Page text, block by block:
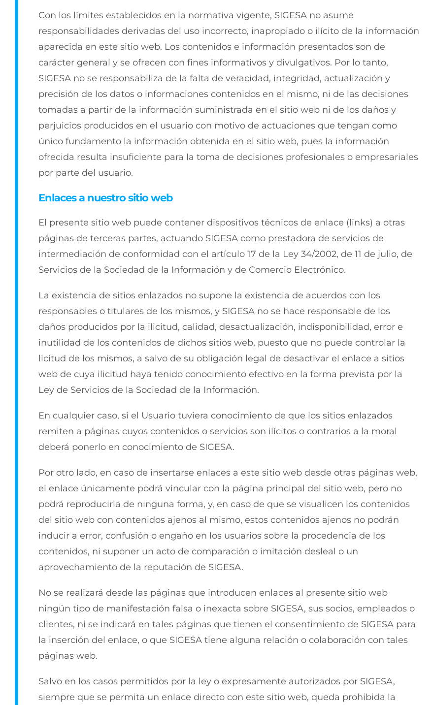
Con los límites establecidos en la normativa vigente, SIGESA no asume
responsabilidades derivadas del uso incorrecto, inapropiado o ilícito de la información
aparecida en este sitio web. Los contenidos e información presentados son de
carácter general y se ofrecen con fines informativos y divulgativos. Por lo tanto,
SIGESA no se responsabiliza de la falta de veracidad, integridad, actualización y
precisión de los datos o informaciones contenidos en el mismo, ni de las decisiones
tomadas a partir de la información suministrada en el sitio web ni de los daños y
perjuicios producidos en el usuario con motivo de actuaciones que tengan como
único fundamento la información obtenida en el sitio web, pues la información
ofrecida resulta insuficiente para la toma de decisiones profesionales o empresariales
por parte del usuario.
Enlaces a nuestro sitio web
El presente sitio web puede contener dispositivos técnicos de enlace (links) a otras
páginas de terceras partes, actuando SIGESA como prestadora de servicios de
intermediación de conformidad con el artículo 17 de la Ley 34/2002, de 11 de julio, de
Servicios de la Sociedad de la Información y de Comercio Electrónico.
La existencia de sitios enlazados no supone la existencia de acuerdos con los
responsables o titulares de los mismos, y SIGESA no se hace responsable de los
daños producidos por la ilicitud, calidad, desactualización, indisponibilidad, error e
inutilidad de los contenidos de dichos sitios web, puesto que no puede controlar la
licitud de los mismos, a salvo de su obligación legal de desactivar el enlace a sitios
web de cuya ilicitud haya tenido conocimiento efectivo en la forma prevista por la
Ley de Servicios de la Sociedad de la Información.
En cualquier caso, si el Usuario tuviera conocimiento de que los sitios enlazados
remiten a páginas cuyos contenidos o servicios son ilícitos o contrarios a la moral
deberá ponerlo en conocimiento de SIGESA.
Por otro lado, en caso de insertarse enlaces a este sitio web desde otras páginas web,
el enlace únicamente podrá vincular con la página principal del sitio web, pero no
podrá reproducirla de ninguna forma, y, en caso de que se visualicen los contenidos
del sitio web con contenidos ajenos al mismo, estos contenidos ajenos no podrán
inducir a error, confusión o engaño en los usuarios sobre la procedencia de los
contenidos, ni suponer un acto de comparación o imitación desleal o un
aprovechamiento de la reputación de SIGESA.
No se realizará desde las páginas que introducen enlaces al presente sitio web
ningún tipo de manifestación falsa o inexacta sobre SIGESA, sus socios, empleados o
clientes, ni se indicará en tales páginas que tienen el consentimiento de SIGESA para
la inserción del enlace, o que SIGESA tiene alguna relación o colaboración con tales
páginas web.
Salvo en los casos permitidos por la ley o expresamente autorizados por SIGESA,
siempre que se permita un enlace directo con este sitio web, queda prohibida la